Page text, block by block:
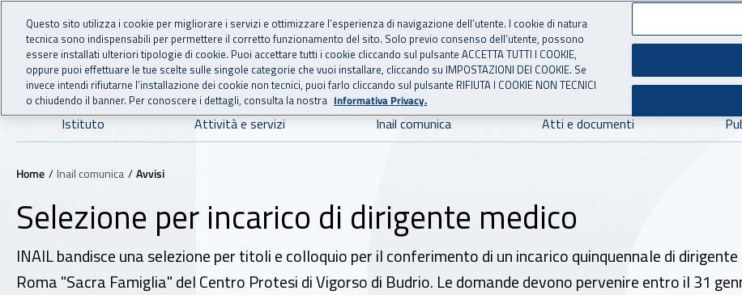
Vai al menu principale
Vai al contenuto principale
INAIL - Istituto Nazionale per l'Assicurazione contro
Navigazione principale
Istituto Attività e servizi Inail comunica Atti e documenti
Navigazione - Ti trovi in:
Home Inail comunica Avvisi
Selezione per incarico di dirigente medico
INAIL bandisce una selezione per titoli e colloquio per il conferimento di un incarico quinquennale di
Roma "Sacra Famiglia" del Centro Protesi di Vigorso di Budrio. Le domande devono pervenire entro il 31
Questo sito utilizza i cookie per migliorare i servizi e ottimizzare l’esperienza di navigazione dell’utente. I cookie di natura
tecnica sono indispensabili per permettere il corretto funzionamento del sito. Solo previo consenso dell’utente, possono
essere installati ulteriori tipologie di cookie. Puoi accettare tutti i cookie cliccando sul pulsante ACCETTA TUTTI I COOKIE,
oppure puoi effettuare le tue scelte sulle singole categorie che vuoi installare, cliccando su IMPOSTAZIONI DEI COOKIE. Se
invece intendi rifiutarne l’installazione dei cookie non tecnici, puoi farlo cliccando sul pulsante RIFIUTA I COOKIE NON TECNICI
o chiudendo il banner. Per conoscere i dettagli, consulta la nostra Informativa Privacy.